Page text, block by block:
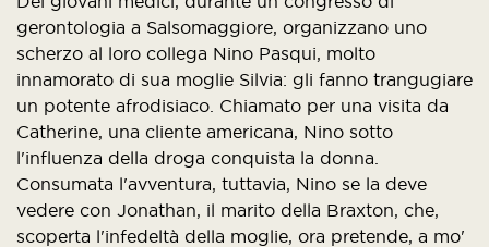
gerontologia a Salsomaggiore, organizzano uno
scherzo al loro collega Nino Pasqui, molto
innamorato di sua moglie Silvia: gli fanno trangugiare
un potente afrodisiaco. Chiamato per una visita da
Catherine, una cliente americana, Nino sotto
l'influenza della droga conquista la donna.
Consumata l'avventura, tuttavia, Nino se la deve
vedere con Jonathan, il marito della Braxton, che,
scoperta l'infedeltà della moglie, ora pretende, a mo'